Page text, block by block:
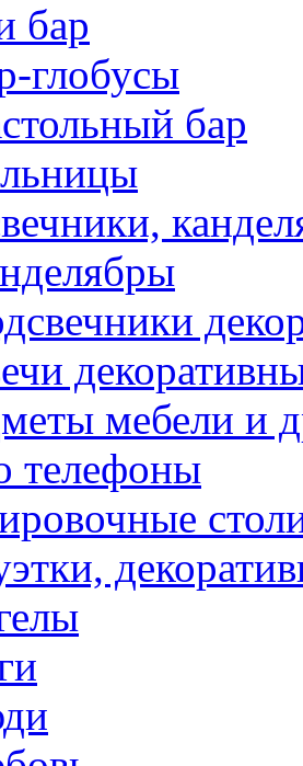
бар
глобусы
бар
мебели и
телефоны